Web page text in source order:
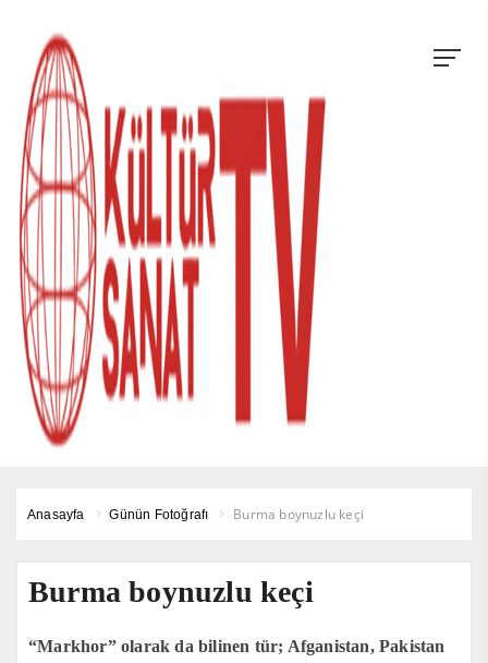
Anasayfa Günün Fotoğrafı Burma boynuzlu keçi
Burma boynuzlu keçi
“Markhor” olarak da bilinen tür; Afganistan, Pakistan